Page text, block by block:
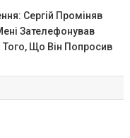
Сергій Проміняв
Зателефонував
Що Він Попросив